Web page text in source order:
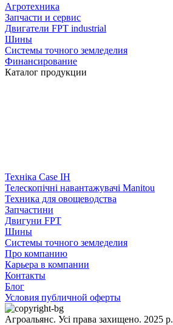
Агротехника
Запчасти и сервис
Двигатели FPT industrial
Шины
Системы точного земледелия
Финансирование
Каталог продукции
Техніка Case IH
Телескопічні навантажувачі Manitou
Техника для овощеводства
Запчастини
Двигуни FPT
Шины
Системы точного земледелия
Про компанию
Карьера в компании
Контакты
Блог
Условия публичной оферты
Агроальянс. Усі права захищено. 2025 р.